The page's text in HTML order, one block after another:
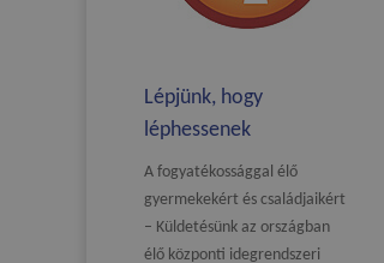
Lépjünk, hogy
léphessenek
A fogyatékossággal élő
gyermekekért és családjaikért
– Küldetésünk az országban
élő központi idegrendszeri